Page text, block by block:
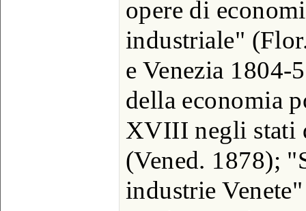
opere di
industriale"
e Venezia
della economia
XVIII negli stati
(Vened. 1878);
industrie